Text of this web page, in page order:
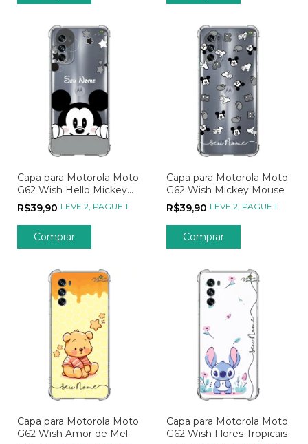
Capa para Motorola Moto
G62 Wish Hello Mickey
Mouse
R$39,90 LEVE 2, PAGUE 1
Comprar
Capa para Motorola Moto
G62 Wish Mickey Mouse
R$39,90 LEVE 2, PAGUE 1
Comprar
Capa para Motorola Moto
G62 Wish Amor de Mel
Capa para Motorola Moto
G62 Wish Flores Tropicais